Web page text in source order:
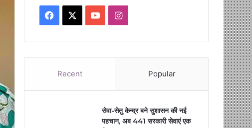
Facebook YouTubeInstagram
Recent Popular
सेवा-सेतु केन्द्र बने सुशासन की नई
पहचान, अब 441 सरकारी सेवाएं एक